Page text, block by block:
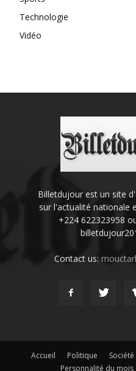
Technologie
Vidéo
Billetdujour est un site
sur l'actualité nationale
+224 622323958
Contact us:
Accueil Politique Société
Personnalité du mois